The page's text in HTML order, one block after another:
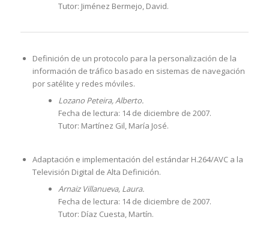
Tutor: Jiménez Bermejo, David.
Definición de un protocolo para la personalización de la
información de tráfico basado en sistemas de navegación
por satélite y redes móviles.
Lozano Peteira, Alberto.
Fecha de lectura: 14 de diciembre de 2007.
Tutor: Martínez Gil, María José.
Adaptación e implementación del estándar H.264/AVC a la
Televisión Digital de Alta Definición.
Arnaiz Villanueva, Laura.
Fecha de lectura: 14 de diciembre de 2007.
Tutor: Díaz Cuesta, Martín.